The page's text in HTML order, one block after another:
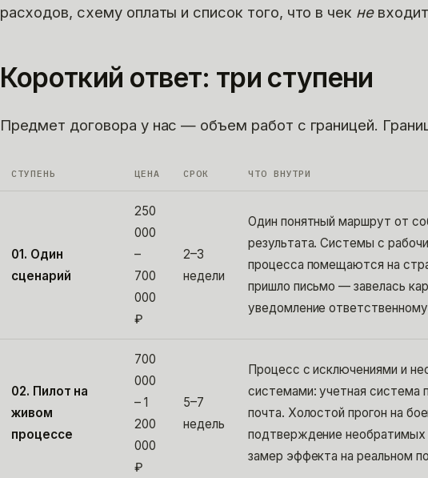
расходов, схему оплаты и список того, что в чек не
Короткий ответ: три ступени
Предмет договора у нас — объем работ с границей.
СТУПЕНЬ ЦЕНА СРОК ЧТО ВНУТРИ
01. Один
сценарий
250
000
–
700
000
₽
2–3
недели
Один понятный маршрут от
результата. Системы с
процесса помещаются на
пришло письмо — завелась
уведомление
02. Пилот на
живом
процессе
700
000
– 1
200
000
₽
5–7
недель
Процесс с исключениями и
системами: учетная система
почта. Холостой прогон на
подтверждение необратимых
замер эффекта на реальном